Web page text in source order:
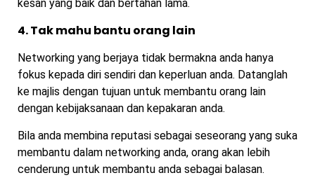
kesan yang baik dan bertahan lama.
4. Tak mahu bantu orang lain
Networking yang berjaya tidak bermakna anda hanya
fokus kepada diri sendiri dan keperluan anda. Datanglah
ke majlis dengan tujuan untuk membantu orang lain
dengan kebijaksanaan dan kepakaran anda.
Bila anda membina reputasi sebagai seseorang yang suka
membantu dalam networking anda, orang akan lebih
cenderung untuk membantu anda sebagai balasan.